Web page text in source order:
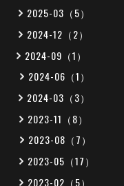
2025-03（5）
2024-12（2）
2024-09（1）
2024-06（1）
2024-03（3）
2023-11（8）
2023-08（7）
2023-05（17）
2023-02（5）